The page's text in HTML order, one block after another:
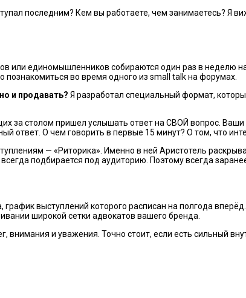
последним? Кем вы работаете, чем занимаетесь? Я
или единомышленников собираются один раз в неделю
во время одного из small talk на форумах.
и продавать? Я разработал специальный формат,
за столом пришел услышать ответ на СВОЙ вопрос. Ваши
ответ. О чем говорить в первые 15 минут? О том, что
— «Риторика». Именно в ней Аристотель
подбирается под аудиторию. Поэтому всегда
выступлений которого расписан на полгода
широкой сетки адвокатов вашего бренда.
внимания и уважения. Точно стоит, если есть сильный